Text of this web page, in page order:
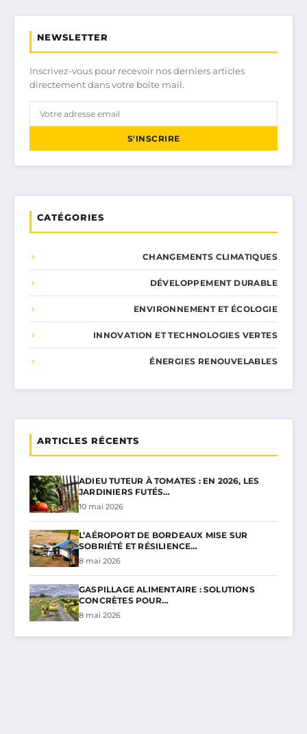
NEWSLETTER
Inscrivez-vous pour recevoir nos derniers articles
directement dans votre boîte mail.
S'INSCRIRE
CATÉGORIES
CHANGEMENTS CLIMATIQUES
DÉVELOPPEMENT DURABLE
ENVIRONNEMENT ET ÉCOLOGIE
INNOVATION ET TECHNOLOGIES VERTES
ÉNERGIES RENOUVELABLES
ARTICLES RÉCENTS
ADIEU TUTEUR À TOMATES : EN 2026, LES
JARDINIERS FUTÉS…
10 mai 2026
L’AÉROPORT DE BORDEAUX MISE SUR
SOBRIÉTÉ ET RÉSILIENCE…
8 mai 2026
GASPILLAGE ALIMENTAIRE : SOLUTIONS
CONCRÈTES POUR…
8 mai 2026